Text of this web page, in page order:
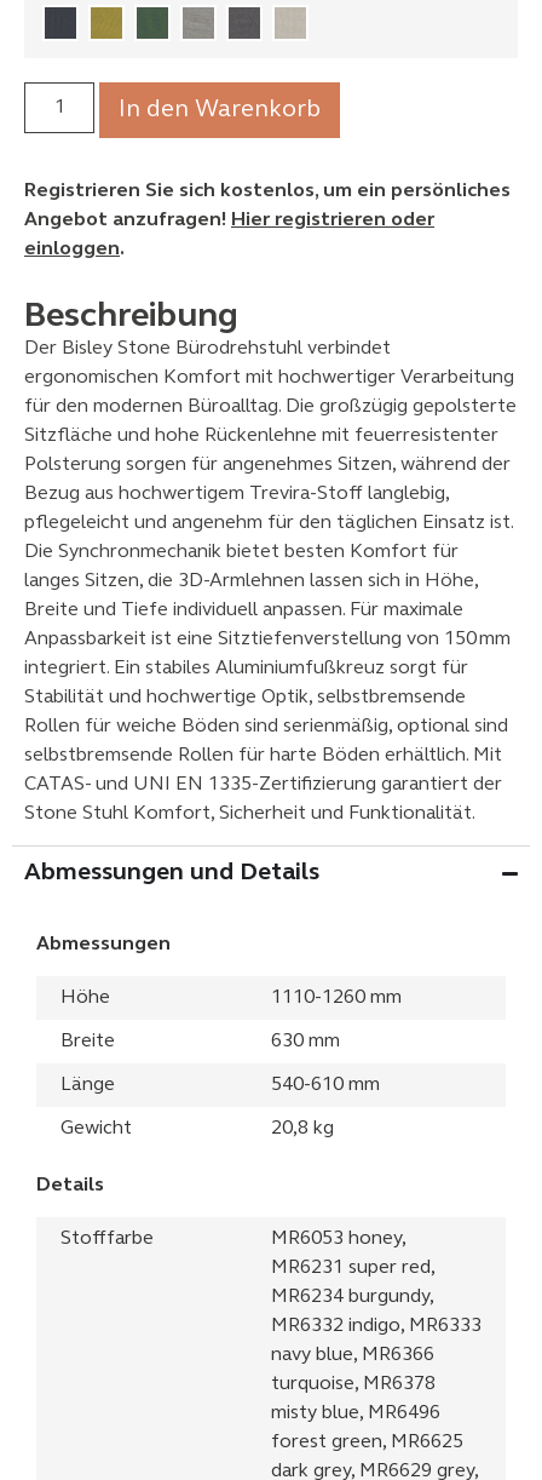
In den Warenkorb
Registrieren Sie sich kostenlos, um ein persönliches
Angebot anzufragen! Hier registrieren oder
einloggen.
Beschreibung
Der Bisley Stone Bürodrehstuhl verbindet
ergonomischen Komfort mit hochwertiger Verarbeitung
für den modernen Büroalltag. Die großzügig gepolsterte
Sitzfläche und hohe Rückenlehne mit feuerresistenter
Polsterung sorgen für angenehmes Sitzen, während der
Bezug aus hochwertigem Trevira-Stoff langlebig,
pflegeleicht und angenehm für den täglichen Einsatz ist.
Die Synchronmechanik bietet besten Komfort für
langes Sitzen, die 3D-Armlehnen lassen sich in Höhe,
Breite und Tiefe individuell anpassen. Für maximale
Anpassbarkeit ist eine Sitztiefenverstellung von 150 mm
integriert. Ein stabiles Aluminiumfußkreuz sorgt für
Stabilität und hochwertige Optik, selbstbremsende
Rollen für weiche Böden sind serienmäßig, optional sind
selbstbremsende Rollen für harte Böden erhältlich. Mit
CATAS- und UNI EN 1335-Zertifizierung garantiert der
Stone Stuhl Komfort, Sicherheit und Funktionalität.
Abmessungen und Details
Abmessungen
Höhe 1110-1260 mm
Breite 630 mm
Länge 540-610 mm
Gewicht 20,8 kg
Details
Stofffarbe
MR6053 honey,
MR6231 super red,
MR6234 burgundy,
MR6332 indigo, MR6333
navy blue, MR6366
turquoise, MR6378
misty blue, MR6496
forest green, MR6625
dark grey, MR6629 grey,